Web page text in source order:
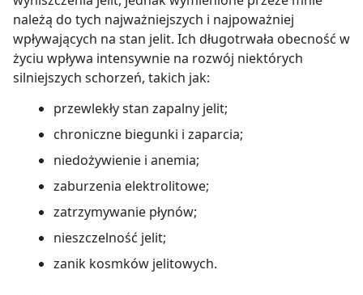
należą do tych najważniejszych i najpoważniej
wpływających na stan jelit. Ich długotrwała obecność w
życiu wpływa intensywnie na rozwój niektórych
silniejszych schorzeń, takich jak:
przewlekły stan zapalny jelit;
chroniczne biegunki i zaparcia;
niedożywienie i anemia;
zaburzenia elektrolitowe;
zatrzymywanie płynów;
nieszczelność jelit;
zanik kosmków jelitowych.